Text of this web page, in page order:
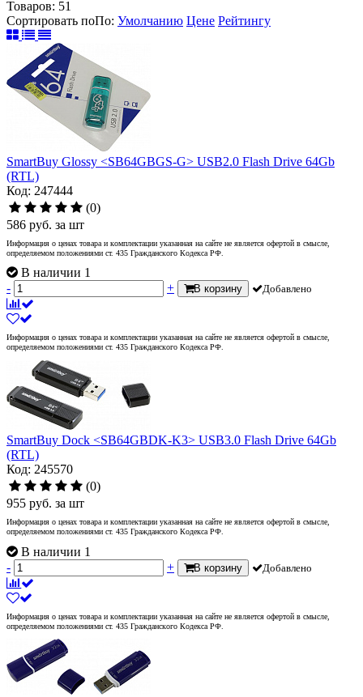
Товаров: 51
Сортировать поПо: Умолчанию Цене Рейтингу
SmartBuy Glossy <SB64GBGS-G> USB2.0 Flash Drive 64Gb
(RTL)
Код: 247444
(0)
586 руб. за шт
Информация о ценах товара и комплектации указанная на сайте не является офертой в смысле,
определяемом положениями ст. 435 Гражданского Кодекса РФ.
В наличии 1
-
+ В корзину Добавлено
Информация о ценах товара и комплектации указанная на сайте не является офертой в смысле,
определяемом положениями ст. 435 Гражданского Кодекса РФ.
SmartBuy Dock <SB64GBDK-K3> USB3.0 Flash Drive 64Gb
(RTL)
Код: 245570
(0)
955 руб. за шт
Информация о ценах товара и комплектации указанная на сайте не является офертой в смысле,
определяемом положениями ст. 435 Гражданского Кодекса РФ.
В наличии 1
-
+ В корзину Добавлено
Информация о ценах товара и комплектации указанная на сайте не является офертой в смысле,
определяемом положениями ст. 435 Гражданского Кодекса РФ.